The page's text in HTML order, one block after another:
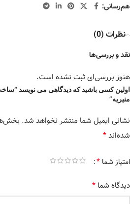
هم‌رسانی:
نظرات (0)
نقد و بررسی‌ها
هنوز بررسی‌ای ثبت نشده است.
اولین کسی باشید که دیدگاهی می نویسد
منیریه”
نشانی ایمیل شما منتشر نخواهد شد.
شده‌اند*
امتیاز شما *
دیدگاه شما *